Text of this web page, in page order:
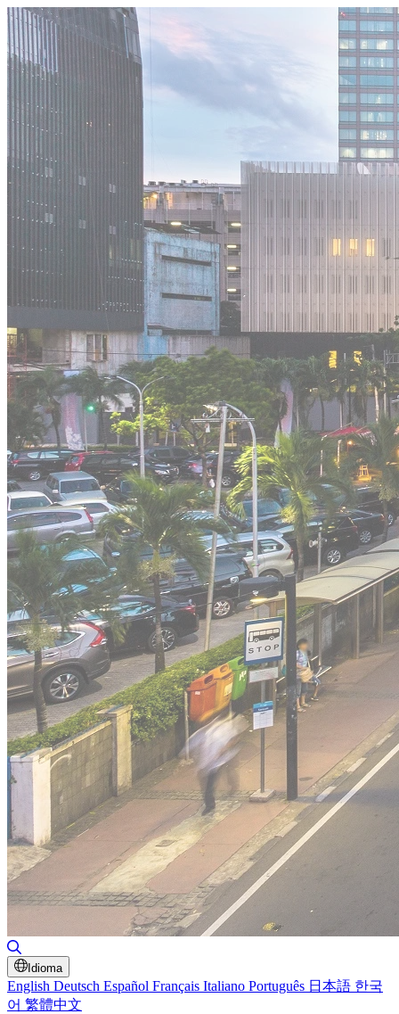
Idioma
English Deutsch Español Français Italiano Português 日本語 한국
어 繁體中文